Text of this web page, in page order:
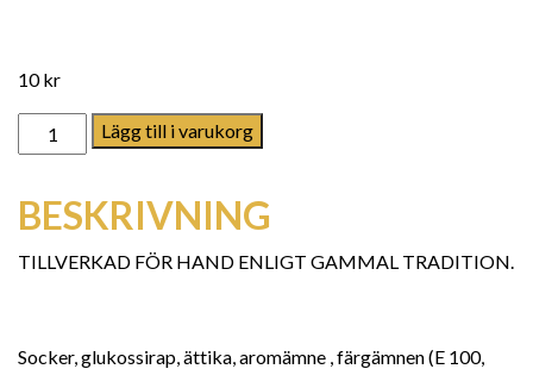
10kr
miniklubba polka mängd
Lägg till i varukorg
BESKRIVNING
TILLVERKAD FÖR HAND ENLIGT GAMMAL TRADITION.
Socker, glukossirap, ättika, aromämne , färgämnen (E 100,